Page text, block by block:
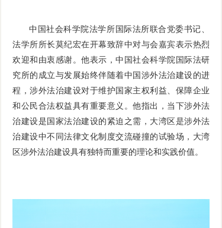
中国社会科学院法学所国际法所联合党委书记、
法学所所长莫纪宏在开幕致辞中对与会嘉宾表示热烈
欢迎和由衷感谢。他表示，中国社会科学院国际法研
究所的成立与发展始终伴随着中国涉外法治建设的进
程，涉外法治建设对于维护国家主权利益、保障企业
和公民合法权益具有重要意义。他指出，当下涉外法
治建设是国家法治建设的紧迫之需，大湾区是涉外法
治建设中不同法律文化制度交流碰撞的试验场，大湾
区涉外法治建设具有独特而重要的理论和实践价值。